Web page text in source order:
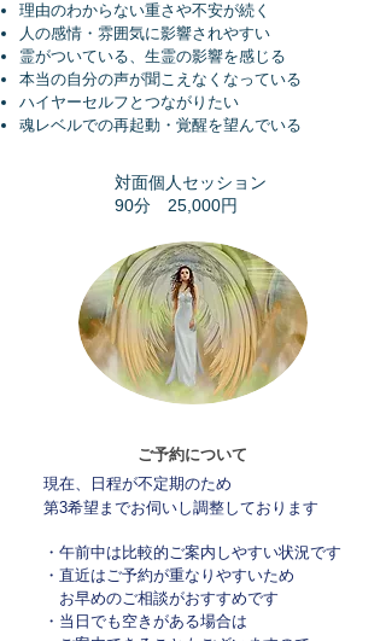
理由のわからない重さや不安が続く
人の感情・雰囲気に影響されやすい
霊がついている、生霊の影響を感じる
本当の自分の声が聞こえなくなっている
ハイヤーセルフとつながりたい
魂レベルでの再起動・覚醒を望んでいる
​対面個人セッション
90分 25,000円
ご予約について
現在、日程が不定期のため
第3希望までお伺いし調整しております
・午前中は比較的ご案内しやすい状況です
・直近はご予約が重なりやすいため
お早めのご相談がおすすめです
・当日でも空きがある場合は